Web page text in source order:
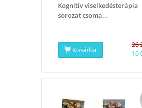
Kognitív viselkedésterápia
sorozat csoma...
Kosárba
26
16